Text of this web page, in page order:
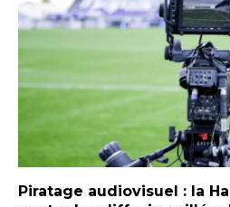
Piratage audiovisuel : la